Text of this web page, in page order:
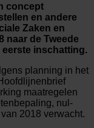
concept
en andere
Zaken en
naar de Tweede
eerste inschatting.
planning in het
maatregelen
nul-
2018 verwacht.